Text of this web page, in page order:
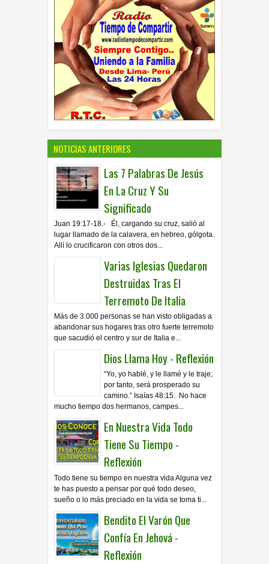
NOTICIAS ANTERIORES
Las 7 Palabras De Jesús
En La Cruz Y Su
Significado
Juan 19:17-18.- Él, cargando su cruz, salió al
lugar llamado de la calavera, en hebreo, gólgota.
Allí lo crucificaron con otros dos...
Varias Iglesias Quedaron
Destruidas Tras El
Terremoto De Italia
Más de 3.000 personas se han visto obligadas a
abandonar sus hogares tras otro fuerte terremoto
que sacudió el centro y sur de Italia e...
Dios Llama Hoy - Reflexión
“Yo, yo hablé, y le llamé y le traje;
por tanto, será prosperado su
camino.” Isaías 48:15. No hace
mucho tiempo dos hermanos, campes...
En Nuestra Vida Todo
Tiene Su Tiempo -
Reflexión
Todo tiene su tiempo en nuestra vida Alguna vez
te has puesto a pensar por qué todo deseo,
sueño o lo más preciado en la vida se toma ti...
Bendito El Varón Que
Confía En Jehová -
Reflexión